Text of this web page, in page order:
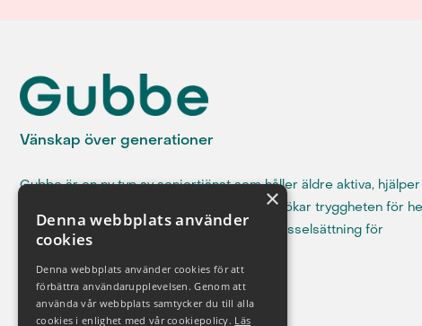
Vänskap över generationer
Gubbe är en ny typ av seniortjänst som håller äldre aktiva, hjälper
till med vardagssysslor och som samtidigt ökar tryggheten för
familjen. Dessutom skapar vi meningsfull sysselsättning för
×
Denna webbplats använder
cookies
Denna webbplats använder cookies för att
förbättra användarupplevelsen. Genom att
använda vår webbplats samtycker du till alla
cookies i enlighet med vår cookiepolicy. Läs